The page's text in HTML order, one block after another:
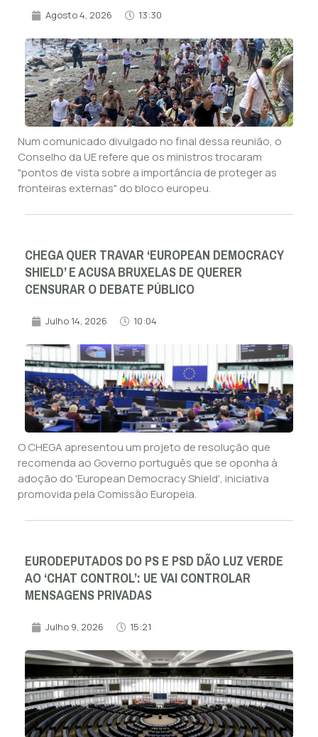
Agosto 4, 2026 13:30
Num comunicado divulgado no final dessa reunião, o
Conselho da UE refere que os ministros trocaram
"pontos de vista sobre a importância de proteger as
fronteiras externas" do bloco europeu.
CHEGA QUER TRAVAR ‘EUROPEAN DEMOCRACY
SHIELD’ E ACUSA BRUXELAS DE QUERER
CENSURAR O DEBATE PÚBLICO
Julho 14, 2026 10:04
O CHEGA apresentou um projeto de resolução que
recomenda ao Governo português que se oponha à
adoção do 'European Democracy Shield', iniciativa
promovida pela Comissão Europeia.
EURODEPUTADOS DO PS E PSD DÃO LUZ VERDE
AO ‘CHAT CONTROL’: UE VAI CONTROLAR
MENSAGENS PRIVADAS
Julho 9, 2026 15:21